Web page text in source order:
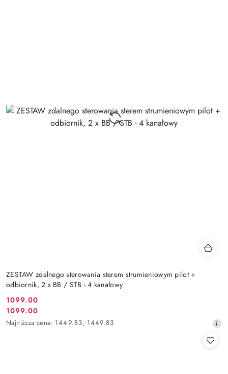
ZESTAW zdalnego sterowania sterem strumieniowym pilot +
odbiornik, 2 x BB / STB - 4 kanałowy
Cena
promocyjna:
1099.00
Cena
promocyjna:
1099.00
Najniższa
Najniższa cena: 1449.83, 1449.83